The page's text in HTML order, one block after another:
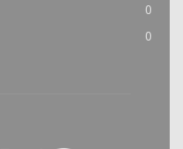
0
0